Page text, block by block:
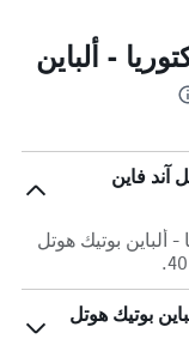
- ألباين
آند فاين
ألباين بوتيك هوتل
بوتيك هوتل